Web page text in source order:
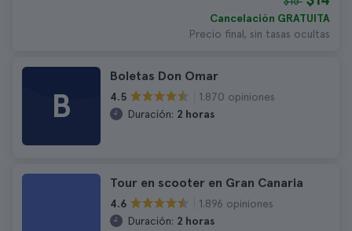
Cancelación GRATUITA
Precio final, sin tasas ocultas
B
Boletas Don Omar
4.5
1.870 opiniones
Duración: 2 horas
Tour en scooter en Gran Canaria
4.6
1.896 opiniones
Duración: 2 horas